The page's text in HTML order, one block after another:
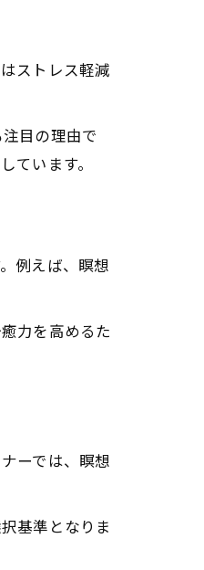
ストレス軽減
目の理由で
ています。
例えば、瞑想
力を高めるた
ーでは、瞑想
基準となりま